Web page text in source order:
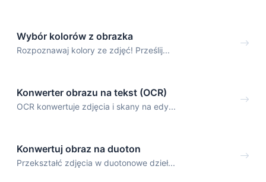
Wybór kolorów z obrazka
Rozpoznawaj kolory ze zdjęć! Prześlij...
Konwerter obrazu na tekst (OCR)
OCR konwertuje zdjęcia i skany na edy...
Konwertuj obraz na duoton
Przekształć zdjęcia w duotonowe dzieł...